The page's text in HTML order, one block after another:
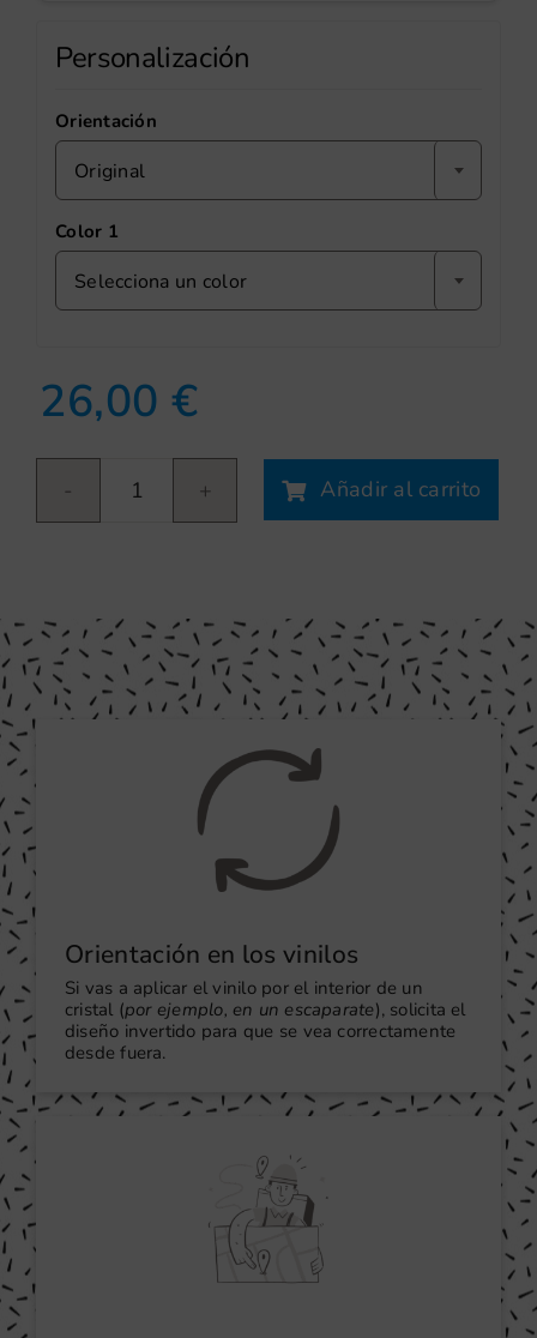
Personalización
Orientación
Original
Color 1
Selecciona un color
26,00€
Lobo
Añadir al carrito
Orientación en los vinilos
Si vas a aplicar el vinilo por el interior de un
cristal (por ejemplo, en un escaparate), solicita el
diseño invertido para que se vea correctamente
desde fuera.